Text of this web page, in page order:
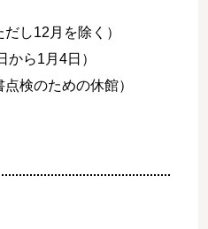
し12月を除く）
から1月4日）
検のための休館）